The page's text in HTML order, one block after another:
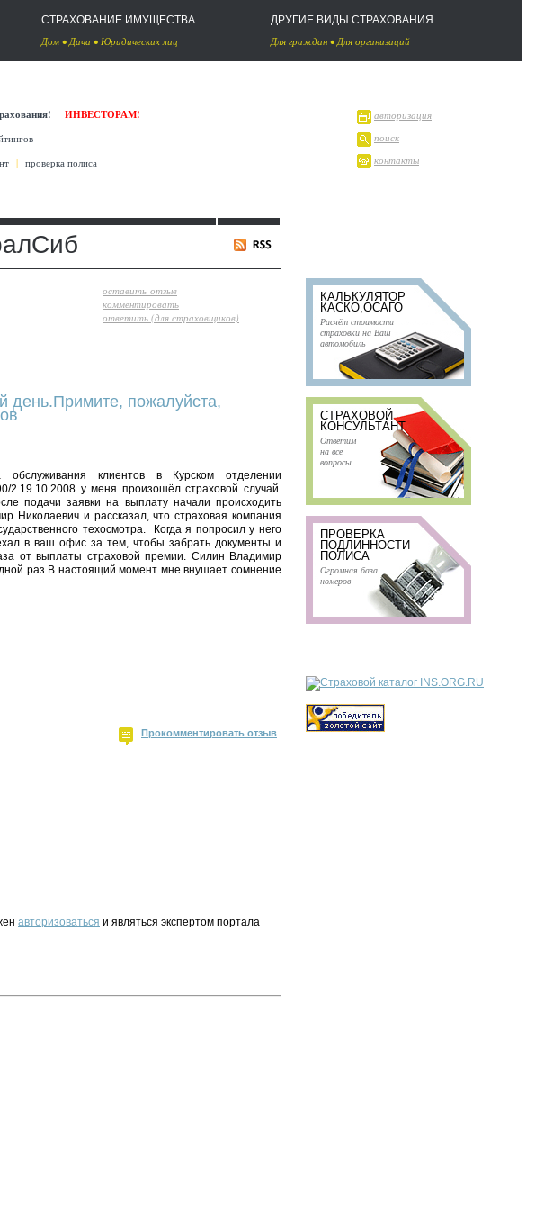
СТРАХОВАНИЕ ИМУЩЕСТВА
Дом •Дача • Юридических лиц
ДРУГИЕ ВИДЫ СТРАХОВАНИЯ
Для граждан •Для организаций
ИНВЕСТОРАМ!
| проверка полиса
авторизация
поиск
контакты
оставить отзыв
комментировать
ответить (для страховщиков)
день.Примите, пожалуйста,
клиентов в Курском отделении
2.19.10.2008 у меня произошёл страховой случай.
подачи заявки на выплату начали происходить
Николаевич и рассказал, что страховая компания
техосмотра. Когда я попросил у него
в ваш офис за тем, чтобы забрать документы и
от выплаты страховой премии. Силин Владимир
раз.В настоящий момент мне внушает сомнение
Прокомментировать отзыв
авторизоваться и являться экспертом портала
КАЛЬКУЛЯТОР
КАСКО,ОСАГО
Расчёт стоимости
страховки на Ваш
автомобиль
СТРАХОВОЙ
КОНСУЛЬТАНТ
Ответим
на все
вопросы
ПРОВЕРКА
ПОДЛИННОСТИ
ПОЛИСА
Огромная база
номеров